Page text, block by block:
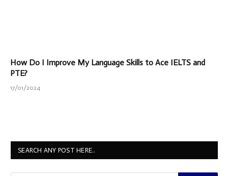
How Do I Improve My Language Skills to Ace IELTS and
PTE?
17/01/2024
SEARCH ANY POST HERE..